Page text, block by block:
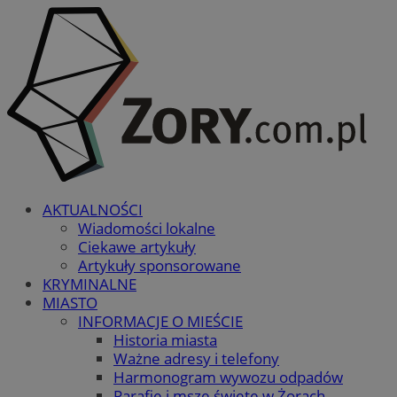
AKTUALNOŚCI
Wiadomości lokalne
Ciekawe artykuły
Artykuły sponsorowane
KRYMINALNE
MIASTO
INFORMACJE O MIEŚCIE
Historia miasta
Ważne adresy i telefony
Harmonogram wywozu odpadów